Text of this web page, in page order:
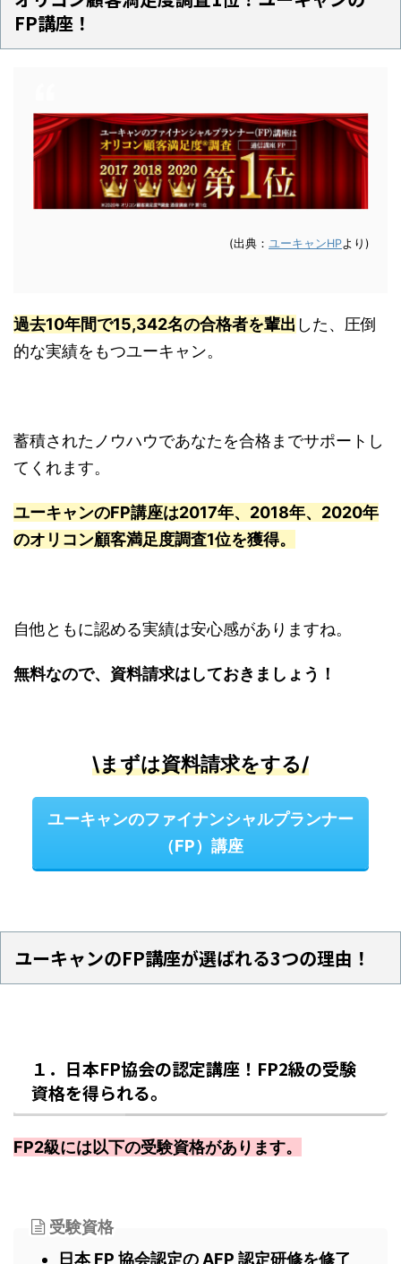
FP講座！
(出典： ユーキャンHPより)
過去10年間で15,342名の合格者を輩出 した、圧倒
的な実績をもつユーキャン。
蓄積されたノウハウであなたを合格までサポートし
てくれます。
ユーキャンのFP講座は2017年、2018年、2020年
のオリコン顧客満足度調査1位を獲得。
自他ともに認める実績は安心感がありますね。
無料なので、資料請求はしておきましょう！
\まずは資料請求をする/
ユーキャンのファイナンシャルプランナー
（FP）講座
ユーキャンのFP講座が選ばれる3つの理由！
１．日本FP協会の認定講座！FP2級の受験
資格を得られる。
FP2級には以下の受験資格があります。
受験資格
日本 FP 協会認定の AFP 認定研修を修了